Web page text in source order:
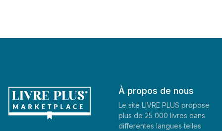
À propos de nous
Le site LIVRE PLUS propose
plus de 25 000 livres dans
differentes langues telles